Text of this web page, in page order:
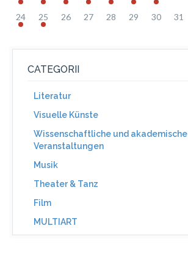
24 25 26 27 28 29 30 31
CATEGORII
Literatur
Visuelle Künste
Wissenschaftliche und akademische
Veranstaltungen
Musik
Theater & Tanz
Film
MULTIART